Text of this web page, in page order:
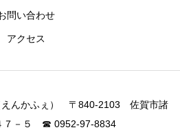
問い合わせ
アクセス
えんかふぇ） 〒840-2103 佐賀市諸
７－５ ☎ 0952-97-8834